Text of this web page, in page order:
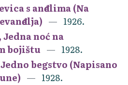
s anđelima (Na
1926.
Jedna noć na
bojištu
1928.
begstvo (Napisano
1928.